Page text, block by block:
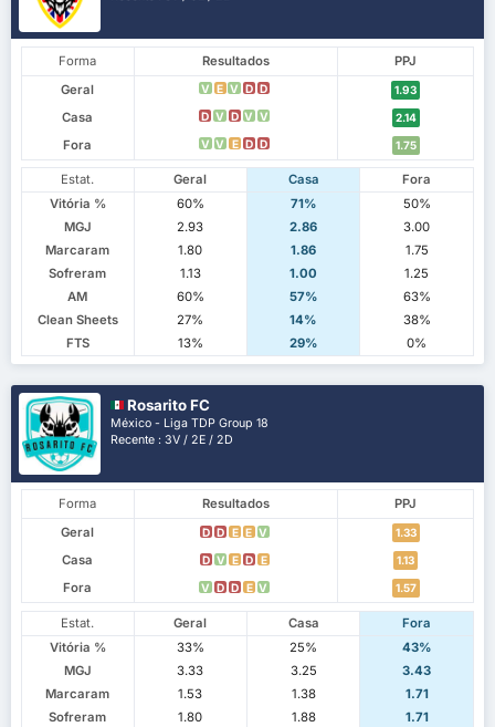
Forma Resultados
PPJ
Geral
V E V D D 1.93
Casa D V D V V 2.14
Fora V V E D D 1.75
Estat. Geral Casa
Fora
Vitória %
60% 71%
50%
MGJ
2.93 2.86
3.00
Marcaram
1.80 1.86
1.75
Sofreram
1.13 1.00
1.25
AM
60% 57%
63%
Clean Sheets
27% 14%
38%
FTS
13% 29% 0%
Rosarito FC
México - Liga TDP Group 18
Recente : 3V / 2E / 2D
Forma Resultados
PPJ
Geral
D D E E V 1.33
Casa D V E D E 1.13
Fora V D D E V 1.57
Estat. Geral Casa
Fora
Vitória %
33% 25%
43%
MGJ
3.33 3.25
3.43
Marcaram
1.53 1.38
1.71
Sofreram
1.80 1.88
1.71